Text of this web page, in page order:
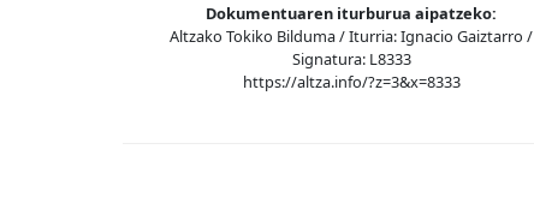
Dokumentuaren iturburua aipatzeko:
Altzako Tokiko Bilduma / Iturria: Ignacio Gaiztarro /
Signatura: L8333
https://altza.info/?z=3&x=8333